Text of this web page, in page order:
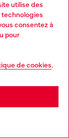
utilise des
consentez à
pour
de cookies.
soirée, notre
it seems you